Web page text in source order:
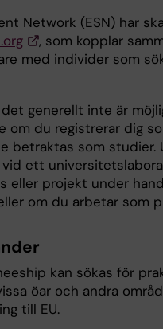
Network (ESN) har
, som kopplar
med individer som
generellt inte är
om du registrerar dig
betraktas som studier.
ett
eller projekt under
om du arbetar som
kan sökas för
öar och andra
till EU.